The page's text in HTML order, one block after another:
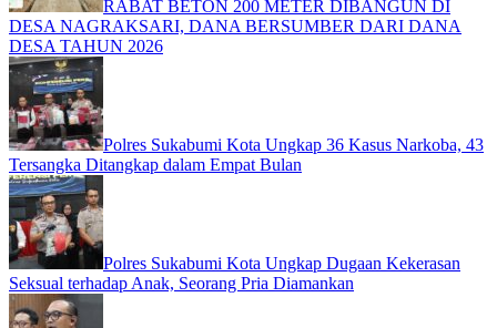
RABAT BETON 200 METER DIBANGUN DI
DESA NAGRAKSARI, DANA BERSUMBER DARI DANA
DESA TAHUN 2026
Polres Sukabumi Kota Ungkap 36 Kasus Narkoba, 43
Tersangka Ditangkap dalam Empat Bulan
Polres Sukabumi Kota Ungkap Dugaan Kekerasan
Seksual terhadap Anak, Seorang Pria Diamankan